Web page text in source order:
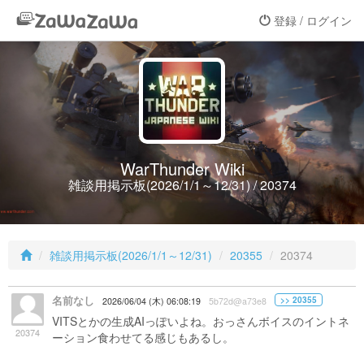
登録 / ログイン
WarThunder Wiki
雑談用掲示板(2026/1/1～12/31) / 20374
雑談用掲示板(2026/1/1～12/31) 20355 20374
20374
名前なし 2026/06/04 (木) 06:08:19 5b72d@a73e8 >> 20355
VITSとかの生成AIっぽいよね。おっさんボイスのイントネ
ーション食わせてる感じもあるし。